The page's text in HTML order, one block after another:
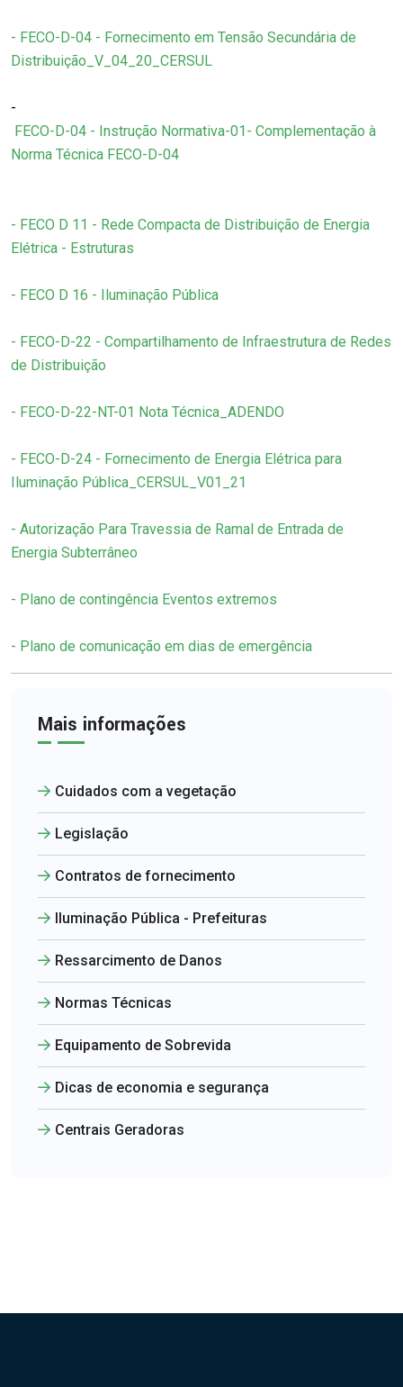
- FECO-D-04 - Fornecimento em Tensão Secundária de
Distribuição_V_04_20_CERSUL
-
FECO-D-04 - Instrução Normativa-01- Complementação à
Norma Técnica FECO-D-04
- FECO D 11 - Rede Compacta de Distribuição de Energia
Elétrica - Estruturas
- FECO D 16 - Iluminação Pública
- FECO-D-22 - Compartilhamento de Infraestrutura de Redes
de Distribuição
- FECO-D-22-NT-01 Nota Técnica_ADENDO
- FECO-D-24 - Fornecimento de Energia Elétrica para
Iluminação Pública_CERSUL_V01_21
- Autorização Para Travessia de Ramal de Entrada de
Energia Subterrâneo
- Plano de contingência Eventos extremos
- Plano de comunicação em dias de emergência
Mais informações
Cuidados com a vegetação
Legislação
Contratos de fornecimento
Iluminação Pública - Prefeituras
Ressarcimento de Danos
Normas Técnicas
Equipamento de Sobrevida
Dicas de economia e segurança
Centrais Geradoras